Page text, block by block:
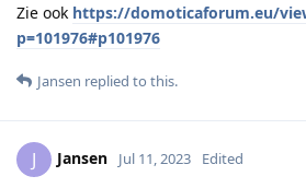
Zie ook https://domoticaforum.eu/
p=101976#p101976
Jansen replied to this.
J Jansen Jul 11, 2023 Edited